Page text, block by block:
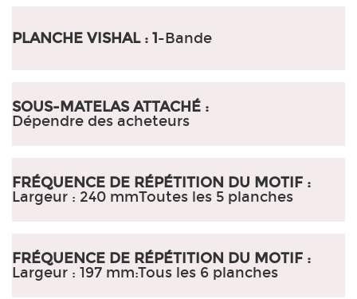
PLANCHE VISHAL : 1-Bande
SOUS-MATELAS ATTACHÉ :
Dépendre des acheteurs
FRÉQUENCE DE RÉPÉTITION DU MOTIF :
Largeur : 240 mmToutes les 5 planches
FRÉQUENCE DE RÉPÉTITION DU MOTIF :
Largeur : 197 mm:Tous les 6 planches